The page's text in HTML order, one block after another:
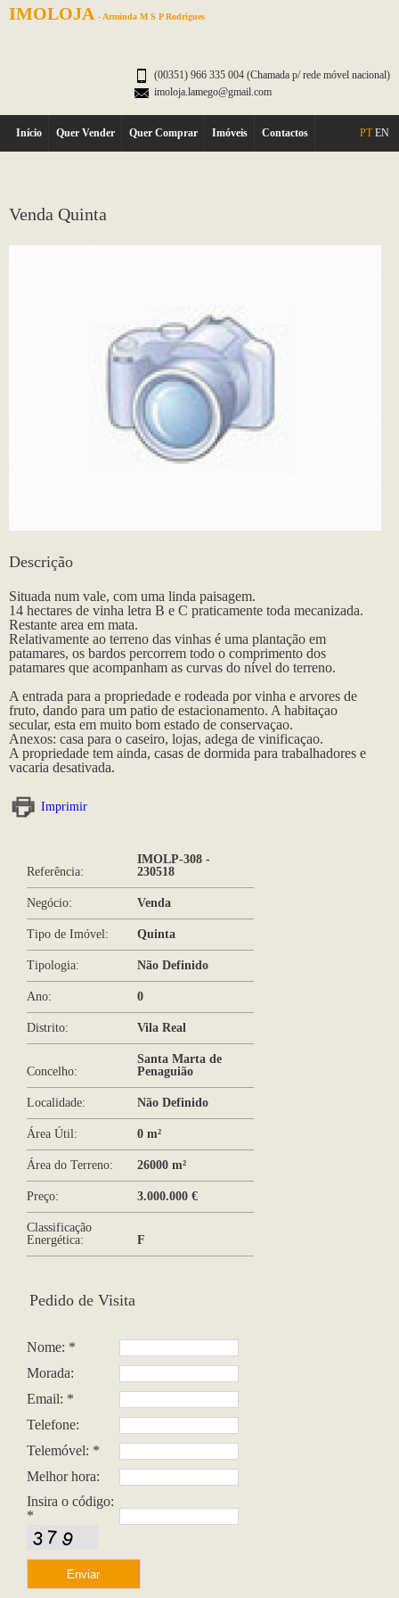
IMOLOJA - Arminda M S P Rodrigues
(00351) 966 335 004 (Chamada p/ rede móvel nacional)
imoloja.lamego@gmail.com
Início Quer Vender Quer Comprar Imóveis Contactos PT EN
Venda Quinta
Descrição
Situada num vale, com uma linda paisagem.
14 hectares de vinha letra B e C praticamente toda mecanizada.
Restante area em mata.
Relativamente ao terreno das vinhas é uma plantação em
patamares, os bardos percorrem todo o comprimento dos
patamares que acompanham as curvas do nível do terreno.
A entrada para a propriedade e rodeada por vinha e arvores de
fruto, dando para um patio de estacionamento. A habitaçao
secular, esta em muito bom estado de conservaçao.
Anexos: casa para o caseiro, lojas, adega de vinificaçao.
A propriedade tem ainda, casas de dormida para trabalhadores e
vacaria desativada.
Imprimir
Referência:
IMOLP-308 -
230518
Negócio: Venda
Tipo de Imóvel: Quinta
Tipologia: Não Definido
Ano: 0
Distrito: Vila Real
Concelho:
Santa Marta de
Penaguião
Localidade: Não Definido
Área Útil: 0 m²
Área do Terreno: 26000 m²
Preço: 3.000.000 €
Classificação
Energética:
F
Pedido de Visita
Nome: *
Morada:
Email: *
Telefone:
Telemóvel: *
Melhor hora:
Insira o código:
*